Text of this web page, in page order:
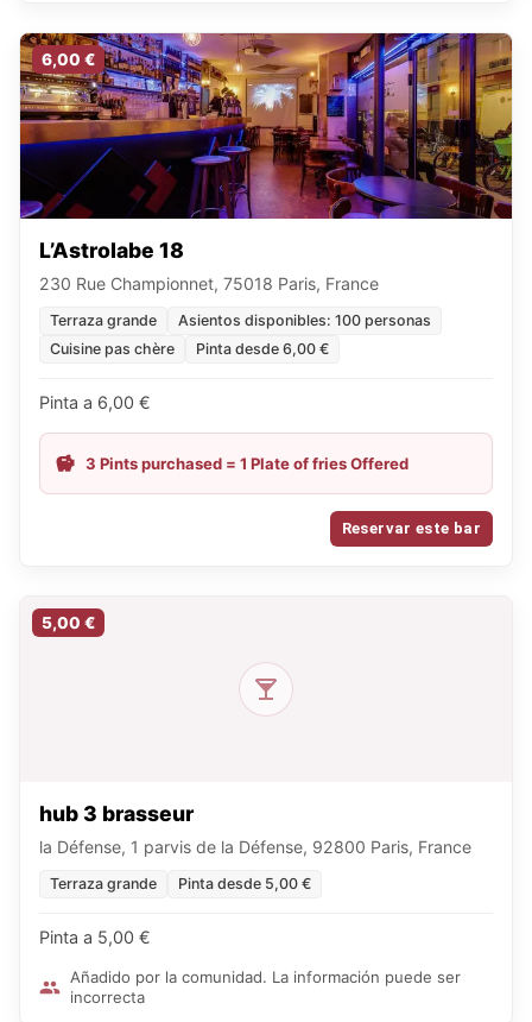
6,00 €
L’Astrolabe 18
230 Rue Championnet, 75018 Paris, France
Terraza grande
Asientos disponibles: 100 personas
Cuisine pas chère
Pinta desde 6,00 €
Pinta a 6,00 €
3 Pints purchased = 1 Plate of fries Offered
Reservar este bar
5,00 €
hub 3 brasseur
la Défense, 1 parvis de la Défense, 92800 Paris, France
Terraza grande Pinta desde 5,00 €
Pinta a 5,00 €
Añadido por la comunidad. La información puede ser
incorrecta